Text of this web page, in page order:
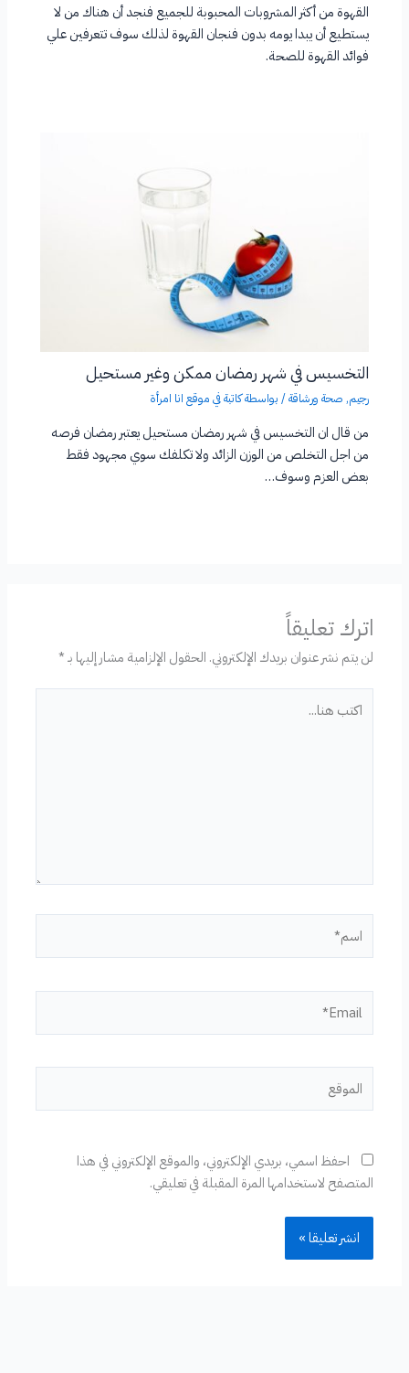
القهوة من أكثر المشروبات المحبوبة للجميع فنجد أن هناك من لا
يستطيع أن يبدا يومه بدون فنجان القهوة لذلك سوف تتعرفين علي
فوائد القهوة للصحة.
التخسيس في شهر رمضان ممكن وغير مستحيل
رجيم, صحة ورشاقة/ بواسطةكاتبة في موقع انا امرأة
من قال ان التخسيس في شهر رمضان مستحيل يعتبر رمضان فرصه
من اجل التخلص من الوزن الزائد ولا تكلفك سوي مجهود فقط
بعض العزم وسوف…
اترك تعليقاً
لن يتم نشر عنوان بريدك الإلكتروني. الحقول الإلزامية مشار إليها بـ*
هنا...
احفظ اسمي، بريدي الإلكتروني، والموقع الإلكتروني في هذا
المتصفح لاستخدامها المرة المقبلة في تعليقي.